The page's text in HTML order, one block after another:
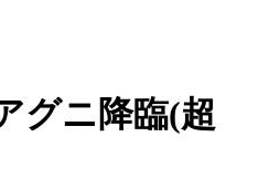
グニ降臨(超